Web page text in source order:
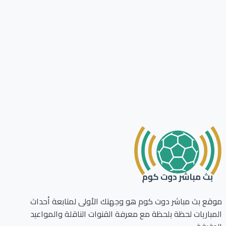
بث مباشر دوت كوم هو وجهتك الأولى لمتابعة أحداث
لحظة بلحظة مع معرفة القنوات الناقلة والمواعيد